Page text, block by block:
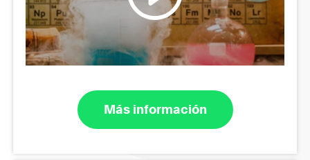
Más información